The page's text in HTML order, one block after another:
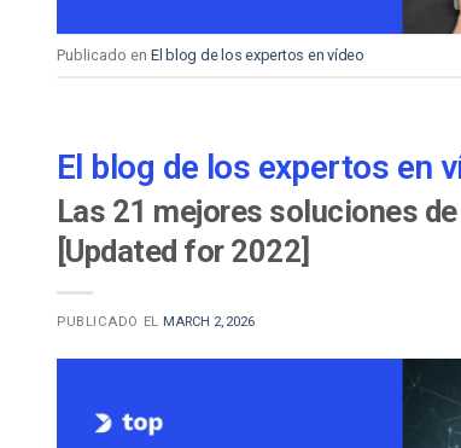
Publicado en El blog de los expertos en vídeo
El blog de los expertos en
Las 21 mejores soluciones
[Updated for 2022]
PUBLICADO EL MARCH 2, 2026